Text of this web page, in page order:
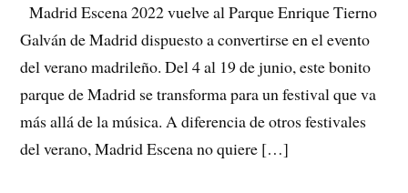
Madrid Escena 2022 vuelve al Parque Enrique Tierno
Galván de Madrid dispuesto a convertirse en el evento
del verano madrileño. Del 4 al 19 de junio, este bonito
parque de Madrid se transforma para un festival que va
más allá de la música. A diferencia de otros festivales
del verano, Madrid Escena no quiere […]